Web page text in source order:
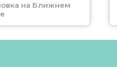
на Ближнем